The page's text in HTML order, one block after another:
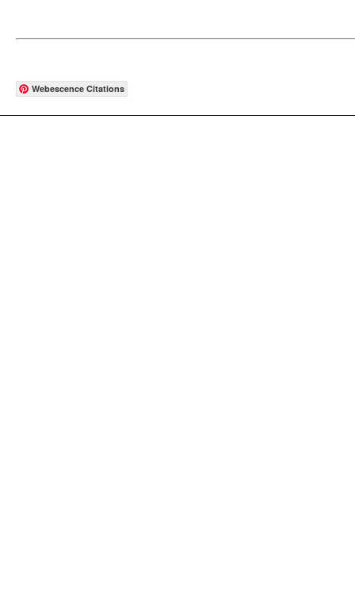
Webescence Citations